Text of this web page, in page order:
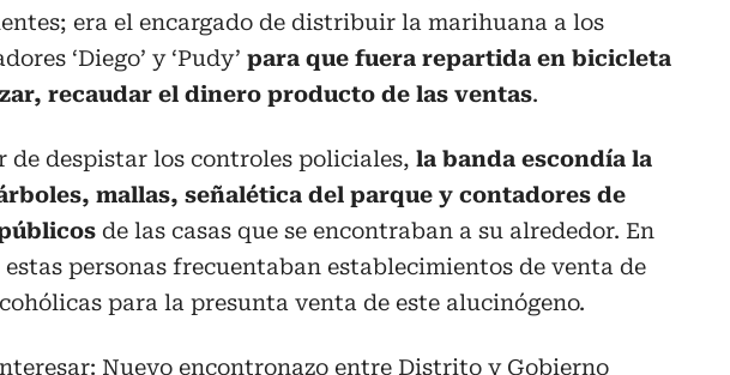
era el encargado de distribuir la marihuana a los
‘Diego’ y ‘Pudy’ para que fuera repartida en bicicleta
recaudar el dinero producto de las ventas.
de despistar los controles policiales, la banda escondía la
mallas, señalética del parque y contadores de
de las casas que se encontraban a su alrededor. En
estas personas frecuentaban establecimientos de venta de
para la presunta venta de este alucinógeno.
Nuevo encontronazo entre Distrito y Gobierno